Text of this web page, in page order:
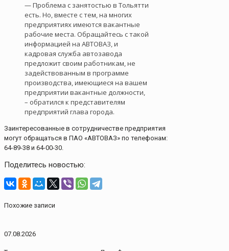
— Проблема с занятостью в Тольятти
есть. Но, вместе с тем, на многих
предприятиях имеются вакантные
рабочие места. Обращайтесь с такой
информацией на АВТОВАЗ, и
кадровая служба автозавода
предложит своим работникам, не
задействованным в программе
производства, имеющиеся на вашем
предприятии вакантные должности,
– обратился к представителям
предприятий глава города.
Заинтересованные в сотрудничестве предприятия
могут обращаться в ПАО «АВТОВАЗ» по телефонам:
64-89-38 и 64-00-30.
Поделитесь новостью:
Похожие записи
07.08.2026